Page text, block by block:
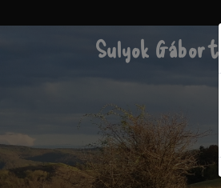
Sulyok Gábor